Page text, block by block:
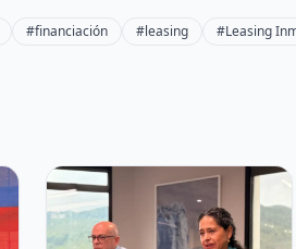
#financiación #leasing #Leasing